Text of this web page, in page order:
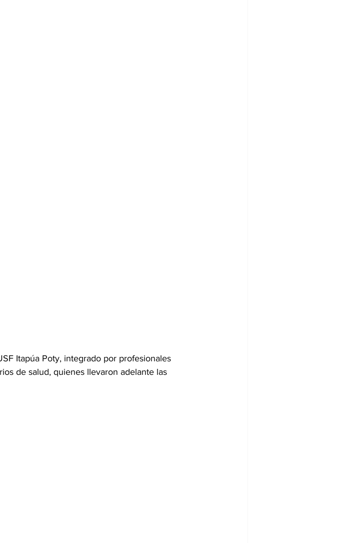
Itapúa Poty, integrado por profesionales
de salud, quienes llevaron adelante las